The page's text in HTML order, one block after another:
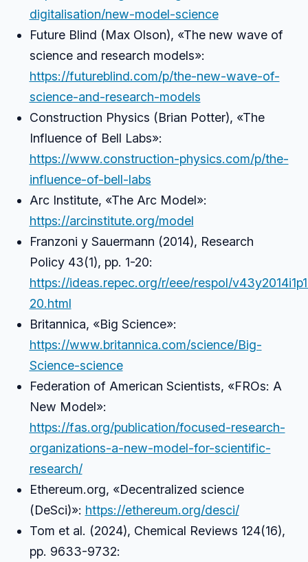
digitalisation/new-model-science
Future Blind (Max Olson), «The new wave of
science and research models»:
https://futureblind.com/p/the-new-wave-of-
science-and-research-models
Construction Physics (Brian Potter), «The
Influence of Bell Labs»:
https://www.construction-physics.com/p/the-
influence-of-bell-labs
Arc Institute, «The Arc Model»:
https://arcinstitute.org/model
Franzoni y Sauermann (2014), Research
Policy 43(1), pp. 1-20:
https://ideas.repec.org/r/eee/respol/
20.html
Britannica, «Big Science»:
https://www.britannica.com/science/Big-
Science-science
Federation of American Scientists, «FROs: A
New Model»:
https://fas.org/publication/focused-research-
organizations-a-new-model-for-scientific-
research/
Ethereum.org, «Decentralized science
(DeSci)»: https://ethereum.org/desci/
Tom et al. (2024), Chemical Reviews 124(16),
pp. 9633-9732: